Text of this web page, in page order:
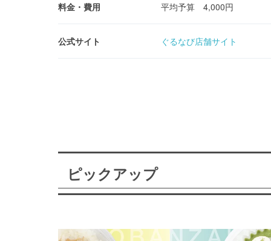
料金・費用 平均予算 4,000円
公式サイト ぐるなび店舗サイト
ピックアップ